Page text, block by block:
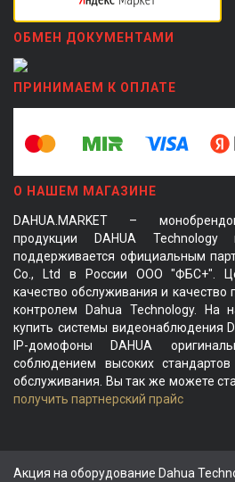
ОБМЕН ДОКУМЕНТАМИ
ПРИНИМАЕМ К ОПЛАТЕ
О НАШЕМ МАГАЗИНЕ
DAHUA.MARKET –
продукции DAHUA
поддерживается официальным
Co., Ltd в России ООО "ФБС+".
качество обслуживания и качество
контролем Dahua Technology. На
купить системы видеонаблюдения
IP-домофоны DAHUA
соблюдением высоких
обслуживания. Вы так же можете
получить партнерский прайс
Акция на оборудование Dahua